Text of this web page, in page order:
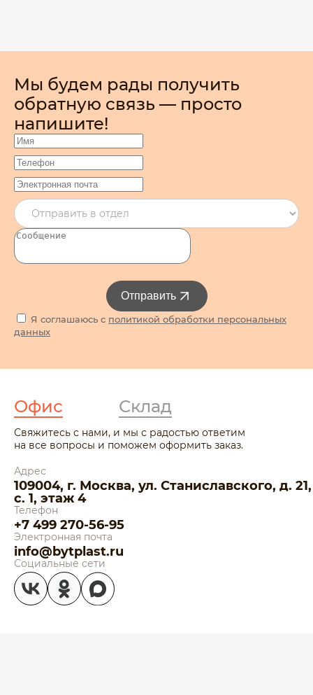
Мы будем рады получить
обратную связь — просто
напишите!
Я соглашаюсь с политикой обработки персональных
данных
Отправить
Офис Склад
Свяжитесь с нами, и мы с радостью ответим
на все вопросы и поможем оформить заказ.
Адрес
109004, г. Москва, ул. Станиславского, д. 21,
с. 1, этаж 4
Телефон
+7 499 270-56-95
Электронная почта
info@bytplast.ru
Социальные сети